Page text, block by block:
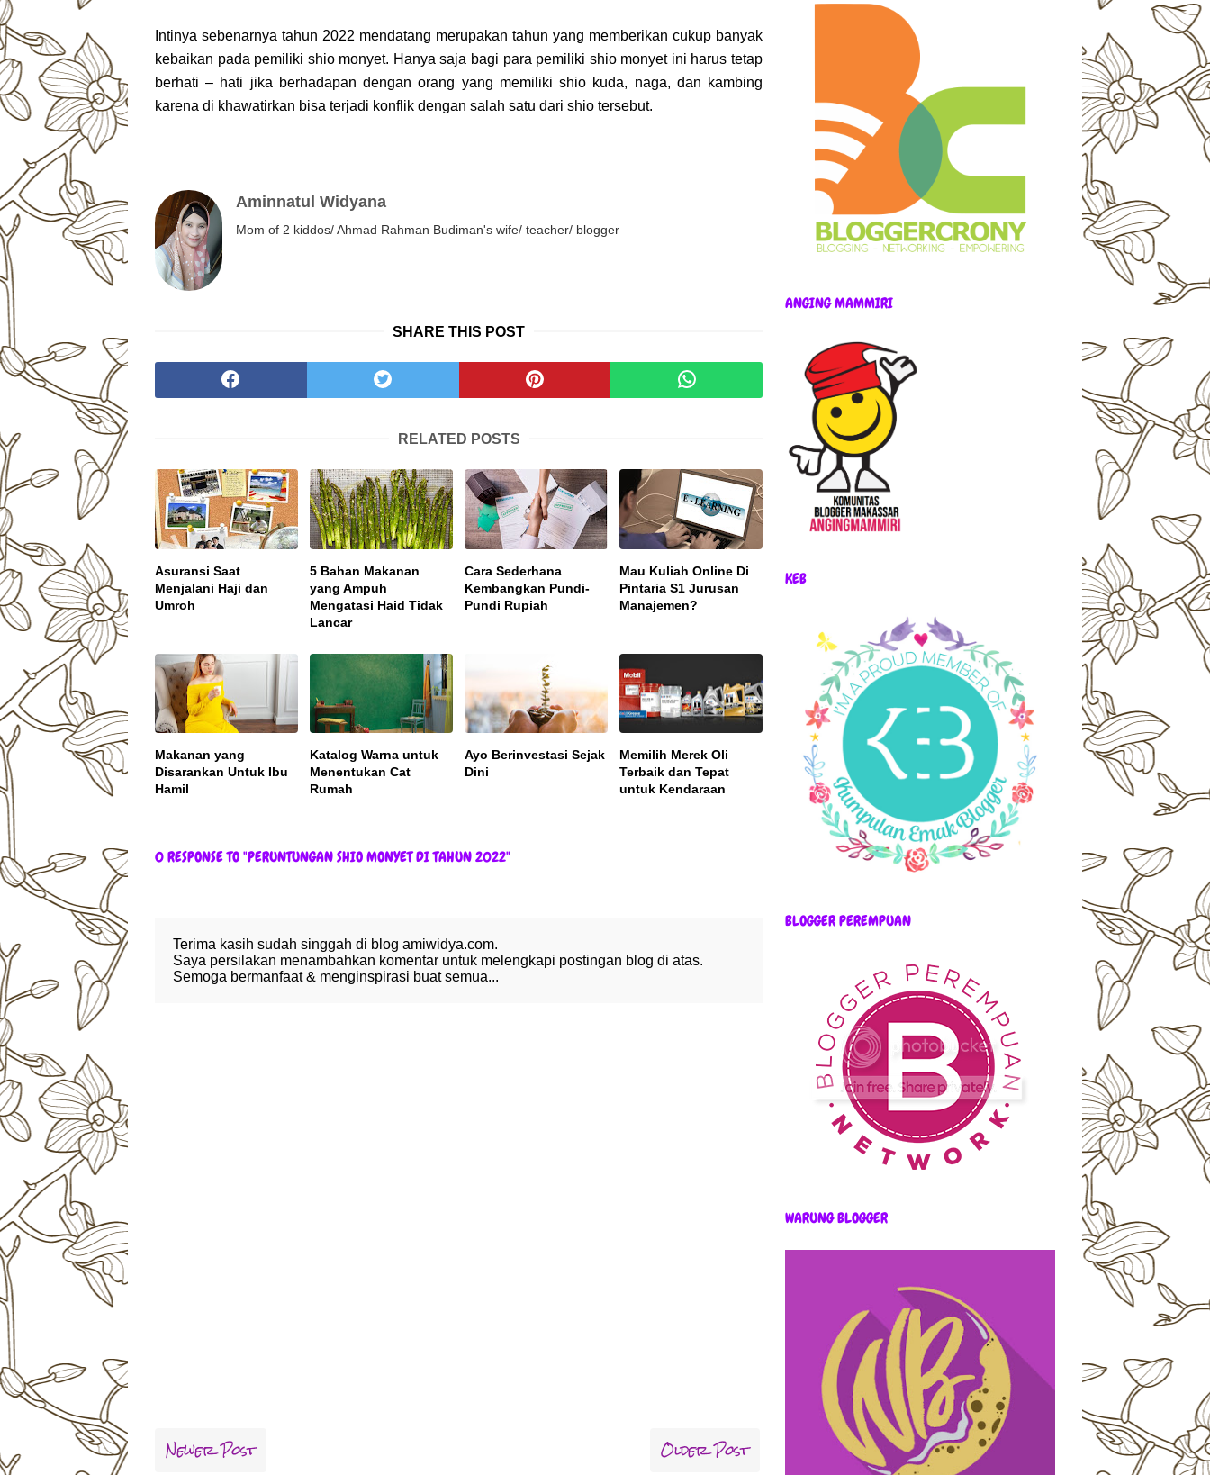
Intinya sebenarnya tahun 2022 mendatang merupakan tahun yang memberikan cukup banyak
kebaikan pada pemiliki shio monyet. Hanya saja bagi para pemiliki shio monyet ini harus tetap
berhati – hati jika berhadapan dengan orang yang memiliki shio kuda, naga, dan kambing
karena di khawatirkan bisa terjadi konflik dengan salah satu dari shio tersebut.
Aminnatul Widyana
Mom of 2 kiddos/ Ahmad Rahman Budiman's wife/ teacher/ blogger
SHARE THIS POST
RELATED POSTS
Asuransi Saat
Menjalani Haji dan
Umroh
5 Bahan Makanan
yang Ampuh
Mengatasi Haid Tidak
Lancar
Cara Sederhana
Kembangkan Pundi-
Pundi Rupiah
Mau Kuliah Online Di
Pintaria S1 Jurusan
Manajemen?
Makanan yang
Disarankan Untuk Ibu
Hamil
Katalog Warna untuk
Menentukan Cat
Rumah
Ayo Berinvestasi Sejak
Dini
Memilih Merek Oli
Terbaik dan Tepat
untuk Kendaraan
0 RESPONSE TO "PERUNTUNGAN SHIO MONYET DI TAHUN 2022"
Terima kasih sudah singgah di blog amiwidya.com.
Saya persilakan menambahkan komentar untuk melengkapi postingan blog di atas.
Semoga bermanfaat & menginspirasi buat semua...
Newer Post Older Post
ANGING MAMMIRI
KEB
BLOGGER PEREMPUAN
WARUNG BLOGGER